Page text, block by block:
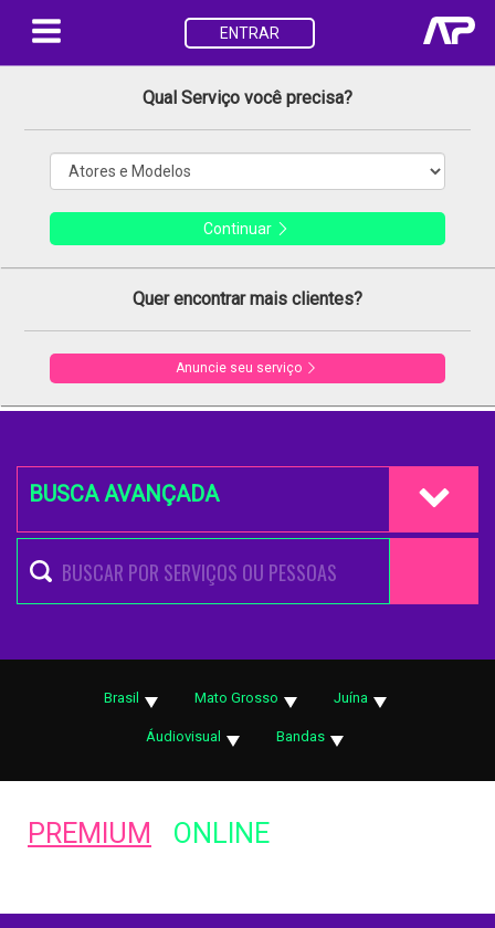
ENTRAR
Qual Serviço você precisa?
Continuar
Quer encontrar mais clientes?
Anuncie seu serviço
BUSCA AVANÇADA
Brasil Mato Grosso Juína
Áudiovisual Bandas
PREMIUM ONLINE